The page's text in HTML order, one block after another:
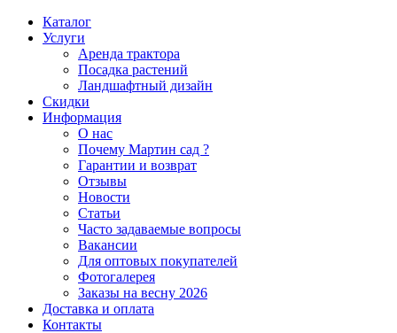
Каталог
Услуги
Аренда трактора
Посадка растений
Ландшафтный дизайн
Скидки
Информация
О нас
Почему Мартин сад ?
Гарантии и возврат
Отзывы
Новости
Статьи
Часто задаваемые вопросы
Вакансии
Для оптовых покупателей
Фотогалерея
Заказы на весну 2026
Доставка и оплата
Контакты